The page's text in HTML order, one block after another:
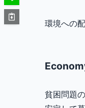
環境への
貧困問題